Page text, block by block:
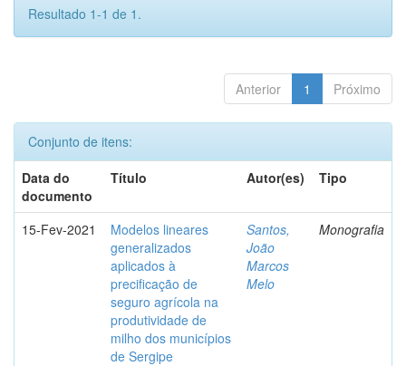
Resultado 1-1 de 1.
Anterior 1 Próximo
Conjunto de itens:
Data do
documento
Título Autor(es) Tipo
15-Fev-2021
Modelos lineares
generalizados
aplicados à
precificação de
seguro agrícola na
produtividade de
milho dos municípios
de Sergipe
Santos,
João
Marcos
Melo
Monografia